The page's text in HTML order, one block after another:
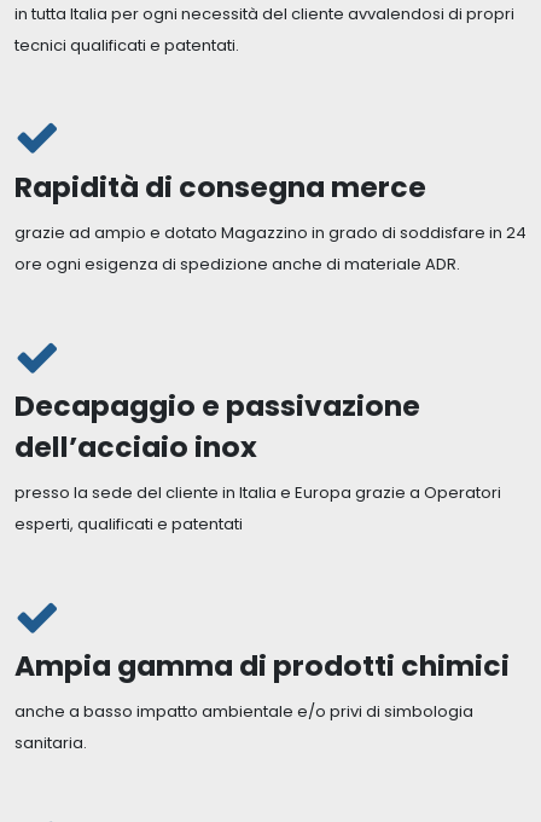
in tutta Italia per ogni necessità del cliente avvalendosi di propri
tecnici qualificati e patentati.
Rapidità di consegna merce
grazie ad ampio e dotato Magazzino in grado di soddisfare in 24
ore ogni esigenza di spedizione anche di materiale ADR.
Decapaggio e passivazione
dell’acciaio inox
presso la sede del cliente in Italia e Europa grazie a Operatori
esperti, qualificati e patentati
Ampia gamma di prodotti chimici
anche a basso impatto ambientale e/o privi di simbologia
sanitaria.